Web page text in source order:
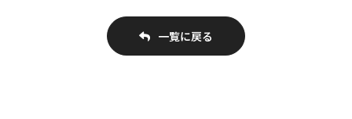
一覧に戻る